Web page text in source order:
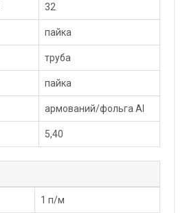
32
пайка
труба
пайка
армований/фольга Al
5,40
1 п/м